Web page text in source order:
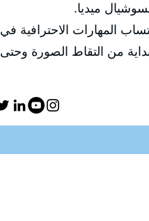
ميديا.
المهارات الاحترافية في
من التقاط الصورة وحتى